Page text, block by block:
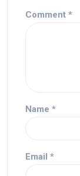
Comment *
Name *
Email *